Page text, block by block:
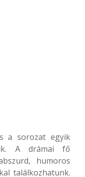
a sorozat egyik
A drámai fő
humoros
találkozhatunk.